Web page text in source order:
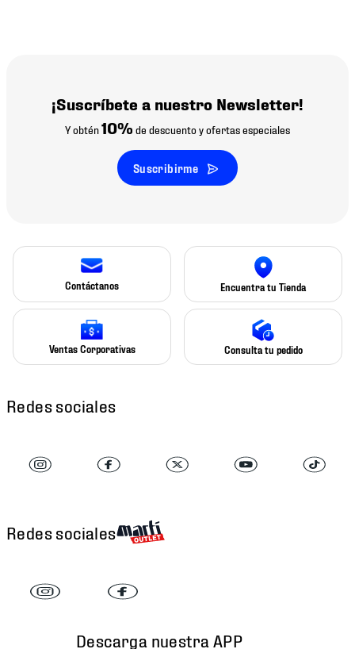
¡Suscríbete a nuestro Newsletter!
Y obtén10% de descuento y ofertas especiales
Suscribirme
Contáctanos Encuentra tu Tienda
Ventas Corporativas Consulta tu pedido
Redes sociales
Redes sociales
Descarga nuestra APP